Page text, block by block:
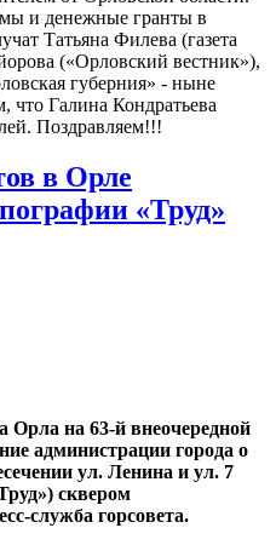
и денежные гранты в
Татьяна Филева (газета
(«Орловский вестник»),
губерния» - ныне
что Галина Кондратьева
Поздравляем!!!
в Орле
«Труд»
Орла на 63-й внеочередной
администрации города о
ул. Ленина и ул. 7
сквером
служба горсовета.